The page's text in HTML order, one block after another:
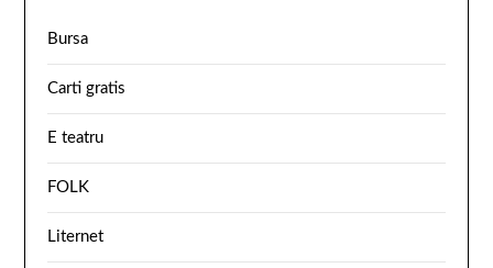
Bursa
Carti gratis
E teatru
FOLK
Liternet